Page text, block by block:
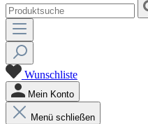
Wunschliste
Mein Konto
Menü schließen